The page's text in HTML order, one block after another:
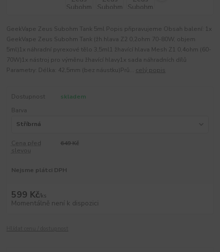
GeekVape Zeus Subohm Tank 5ml Popis připravujeme Obsah balení: 1x
GeekVape Zeus Subohm Tank (žh.hlava Z2 0,2ohm 70-80W, objem
5ml)1x náhradní pyrexové tělo 3,5ml1 žhavící hlava Mesh Z1 0,4ohm (60-
70W)1x nástroj pro výměnu žhavící hlavy1x sada náhradních dílů
Parametry: Délka: 42,5mm (bez náustku)Prů... celý popis
Dostupnost
skladem
Barva
Cena před
slevou
649 Kč
Nejsme plátci DPH
599 Kč/ks
Momentálně není k dispozici